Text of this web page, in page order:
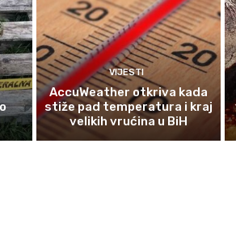
VIJESTI
AccuWeather otkriva kada
stiže pad temperatura i kraj
velikih vrućina u BiH